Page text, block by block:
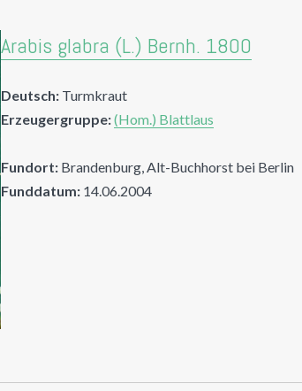
Arabis glabra (L.) Bernh. 1800
Deutsch: Turmkraut
Erzeugergruppe:(Hom.) Blattlaus
Fundort: Brandenburg, Alt-Buchhorst bei Berlin
Funddatum: 14.06.2004